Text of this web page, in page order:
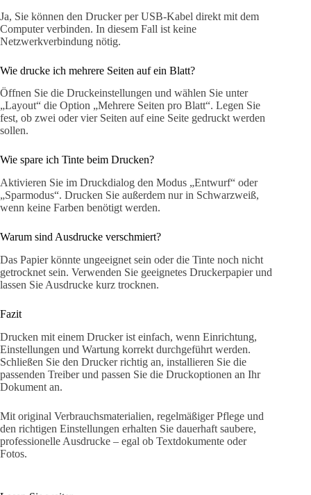
Ja, Sie können den Drucker per USB-Kabel direkt mit dem
Computer verbinden. In diesem Fall ist keine
Netzwerkverbindung nötig.
Wie drucke ich mehrere Seiten auf ein Blatt?
Öffnen Sie die Druckeinstellungen und wählen Sie unter
„Layout“ die Option „Mehrere Seiten pro Blatt“. Legen Sie
fest, ob zwei oder vier Seiten auf eine Seite gedruckt werden
sollen.
Wie spare ich Tinte beim Drucken?
Aktivieren Sie im Druckdialog den Modus „Entwurf“ oder
„Sparmodus“. Drucken Sie außerdem nur in Schwarzweiß,
wenn keine Farben benötigt werden.
Warum sind Ausdrucke verschmiert?
Das Papier könnte ungeeignet sein oder die Tinte noch nicht
getrocknet sein. Verwenden Sie geeignetes Druckerpapier und
lassen Sie Ausdrucke kurz trocknen.
Fazit
Drucken mit einem Drucker ist einfach, wenn Einrichtung,
Einstellungen und Wartung korrekt durchgeführt werden.
Schließen Sie den Drucker richtig an, installieren Sie die
passenden Treiber und passen Sie die Druckoptionen an Ihr
Dokument an.
Mit original Verbrauchsmaterialien, regelmäßiger Pflege und
den richtigen Einstellungen erhalten Sie dauerhaft saubere,
professionelle Ausdrucke – egal ob Textdokumente oder
Fotos.